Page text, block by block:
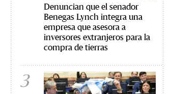
Denuncian que el senador
Benegas Lynch integra una
empresa que asesora a
inversores extranjeros para la
compra de tierras
3